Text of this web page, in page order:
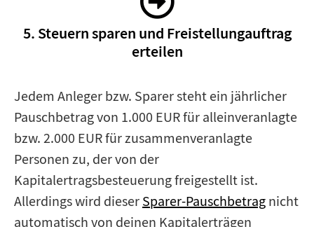
5. Steuern sparen und Freistellungauftrag
erteilen
Jedem Anleger bzw. Sparer steht ein jährlicher
Pauschbetrag von 1.000 EUR für alleinveranlagte
bzw. 2.000 EUR für zusammenveranlagte
Personen zu, der von der
Kapitalertragsbesteuerung freigestellt ist.
Allerdings wird dieser Sparer-Pauschbetrag nicht
automatisch von deinen Kapitalerträgen